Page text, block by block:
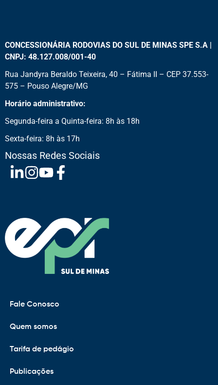
CONCESSIONÁRIA RODOVIAS DO SUL DE MINAS SPE S.A |
CNPJ: 48.127.008/001-40
Rua Jandyra Beraldo Teixeira, 40 – Fátima II – CEP 37.553-
575 – Pouso Alegre/MG
Horário administrativo:
Segunda-feira a Quinta-feira: 8h às 18h
Sexta-feira: 8h às 17h
Nossas Redes Sociais
Fale Conosco
Quem somos
Tarifa de pedágio
Publicações